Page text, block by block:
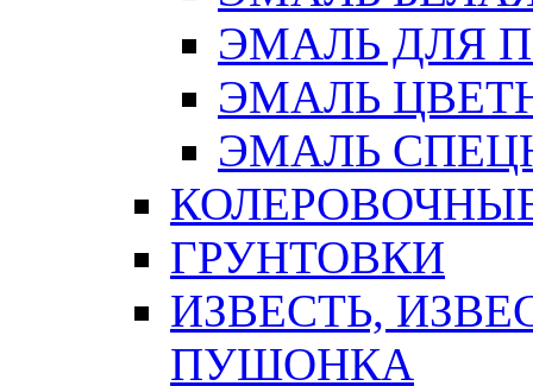
ЭМАЛЬ ДЛЯ
ЭМАЛЬ
ЭМАЛЬ
ГРУНТОВКИ
ИЗВЕСТЬ,
ПУШОНКА